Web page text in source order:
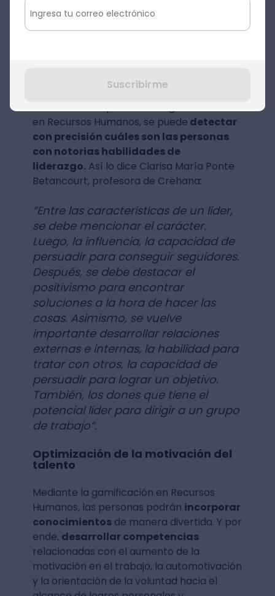
ejemplos de objetivos de gamificación en
en Recursos Humanos, se puede detectar
con precisión cuáles son las personas
con notorias habilidades de
liderazgo.Así lo dice Clarisa María Ponte
Betancourt, profesora de Crehana:
“Entre las características de un líder,
se debe mencionar el carácter.
Luego, la influencia, la capacidad de
persuadir para conseguir seguidores.
Después, se debe destacar el
positivismo para encontrar
soluciones a la hora de hacer las
cosas. Asimismo, se vuelve
importante desarrollar relaciones
externas e internas, la habilidad para
tratar con otros, la capacidad de
persuadir para lograr un objetivo.
También, los dones que tiene el
potencial líder para dirigir a un grupo
de trabajo”.
Optimización de la motivación del
talento
Mediante la gamificación en Recursos
Humanos, las personas podrán incorporar
conocimientosde manera divertida. Y por
ende, desarrollar competencias
relacionadas con el aumento de la
motivación en el trabajo, la automotivación
y la orientación de la voluntad hacia el
Suscribirme